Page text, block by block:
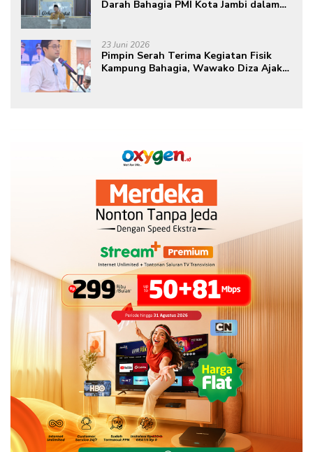
Darah Bahagia PMI Kota Jambi dalam
23 Juni 2026
Pimpin Serah Terima Kegiatan Fisik
Kampung Bahagia, Wawako Diza Ajak